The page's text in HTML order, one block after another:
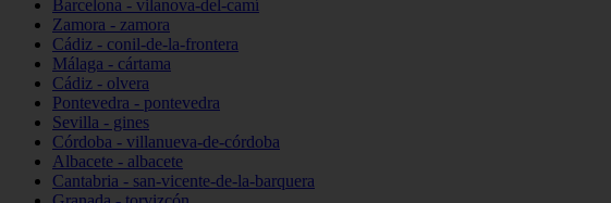
Barcelona - vilanova-del-camí
Zamora - zamora
Cádiz - conil-de-la-frontera
Málaga - cártama
Cádiz - olvera
Pontevedra - pontevedra
Sevilla - gines
Córdoba - villanueva-de-córdoba
Albacete - albacete
Cantabria - san-vicente-de-la-barquera